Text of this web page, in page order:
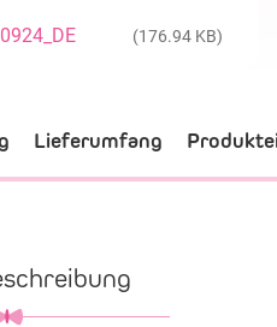
(176.94 KB)
Lieferumfang